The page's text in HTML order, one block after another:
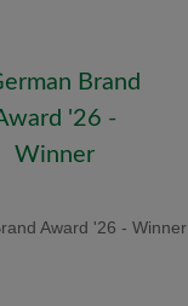
Award '26 - Winner